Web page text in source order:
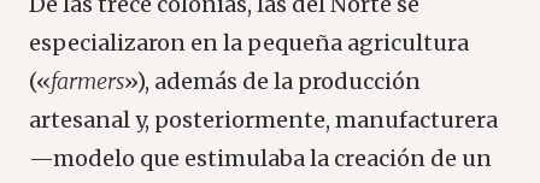
especializaron en la pequeña agricultura
(«farmers»), además de la producción
artesanal y, posteriormente, manufacturera
—modelo que estimulaba la creación de un